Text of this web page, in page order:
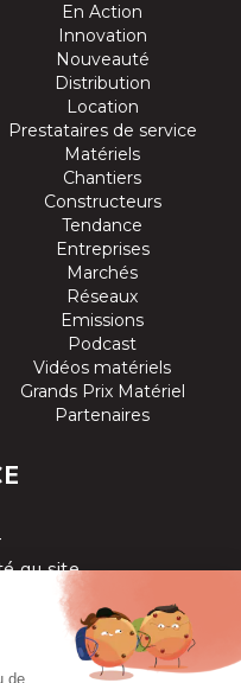
En Action
Innovation
Nouveauté
Distribution
Location
Prestataires de service
Matériels
Chantiers
Constructeurs
Tendance
Entreprises
Marchés
Réseaux
Emissions
Podcast
Vidéos matériels
Grands Prix Matériel
Partenaires
au site